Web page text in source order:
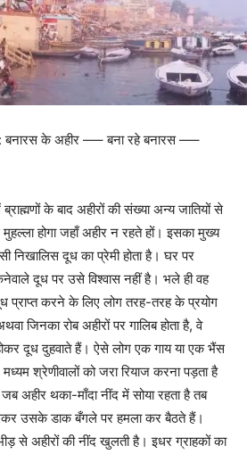
बनारस के अहीर —– बना रहे बनारस —–
के बाद अहीरों की संख्या अन्य जातियों से
होगा जहाँ अहीर न रहते हों। इसका मुख्य
निखालिस दूध का प्रेमी होता है। घर पर
दूध पर उसे विश्वास नहीं है। भले ही वह
प्राप्त करने के लिए लोग तरह-तरह के प्रयोग
रोब अहीरों पर गालिब होता है, वे
दूध दुहवाते हैं। ऐसे लोग एक गाय या एक भैंस
श्रेणीवालों को जरा रियाज करना पड़ता है
अहीर थका-माँदा नींद में सोया रहता है तब
उसके डाक बँगले पर हमला कर बैठते हैं।
से अहीरों की नींद खुलती है। इधर ग्राहकों का